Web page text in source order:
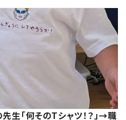
生「何そのTシャツ！？」→職